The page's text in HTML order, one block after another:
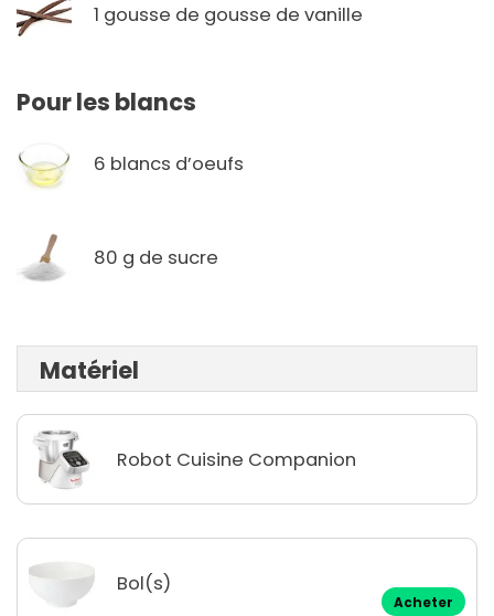
1 gousse de gousse de vanille
Pour les blancs
6 blancs d’oeufs
80 g de sucre
Matériel
Robot Cuisine Companion
Bol(s)
Acheter